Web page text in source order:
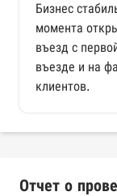
Бизнес
момента
въезд с
въезде и на
клиентов.
Отчет о